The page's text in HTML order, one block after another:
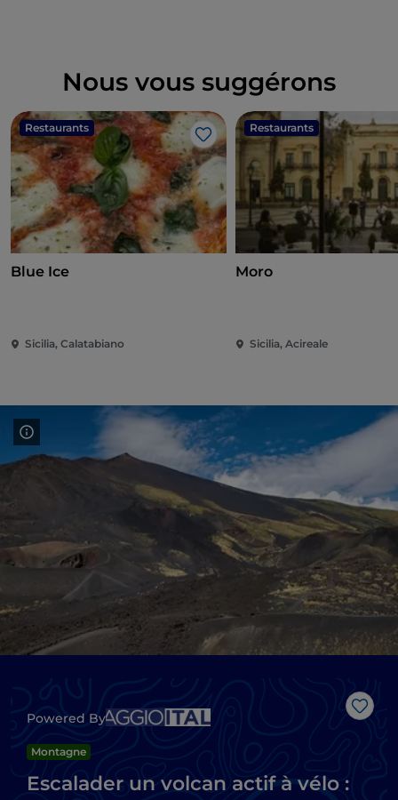
Nous vous suggérons
Restaurants
J’aime
Blue Ice
Sicilia, Calatabiano
Restaurants
Moro
Sicilia, Acireale
Powered By
Montagne
Escalader un volcan actif à vélo :